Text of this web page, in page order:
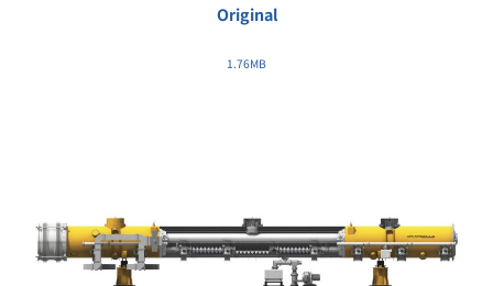
Original
1.76MB